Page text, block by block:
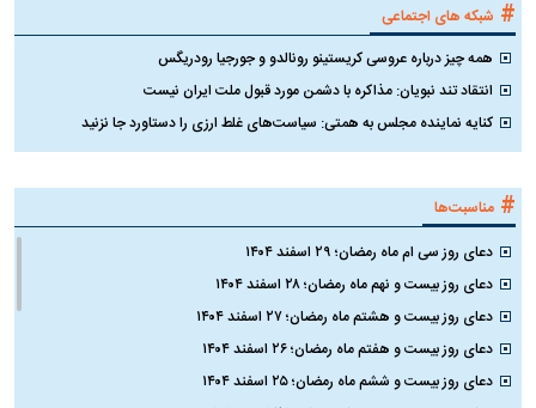
# شبکه های اجتماعی
همه چیز درباره عروسی کریستینو رونالدو و جورجیا رودریگس
انتقاد تند نبویان: مذاکره با دشمن مورد قبول ملت ایران نیست
کنایه نماینده مجلس به همتی: سیاست‌های غلط ارزی را دستاورد جا نزنید
# مناسبت‌ها
دعای روز سی ام ماه رمضان؛ ۲۹ اسفند ۱۴۰۴
دعای روز بیست و نهم ماه رمضان؛ ۲۸ اسفند ۱۴۰۴
دعای روز بیست و هشتم ماه رمضان؛ ۲۷ اسفند ۱۴۰۴
دعای روز بیست و هفتم ماه رمضان؛ ۲۶ اسفند ۱۴۰۴
دعای روز بیست و ششم ماه رمضان؛ ۲۵ اسفند ۱۴۰۴